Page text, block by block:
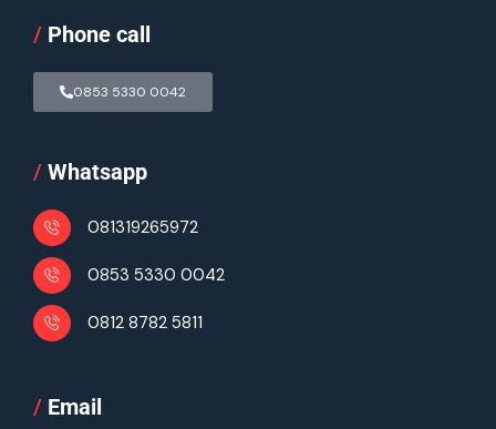
/ Phone call
0853 5330 0042
/ Whatsapp
081319265972
0853 5330 0042
0812 8782 5811
/ Email